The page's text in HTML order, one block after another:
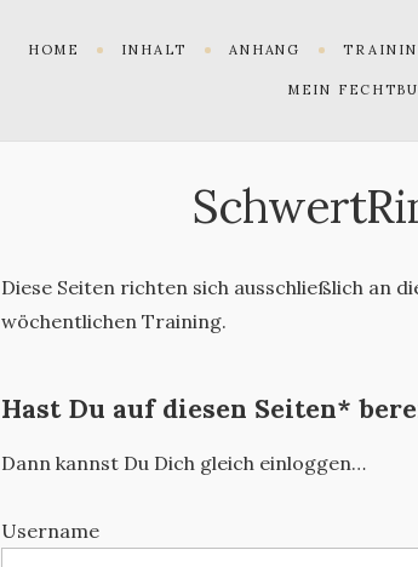
HOME INHALT ANHANG
MEIN
Diese Seiten richten sich ausschließlich an
wöchentlichen Training.
Hast Du auf diesen Seiten*
Dann kannst Du Dich gleich einloggen…
Username